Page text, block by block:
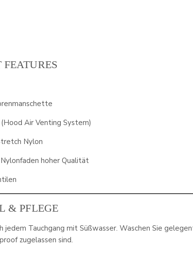
FEATURES
Air Venting System)
Nylon
hoher Qualität
& PFLEGE
jedem Tauchgang mit Süßwasser. Waschen Sie
zugelassen sind.